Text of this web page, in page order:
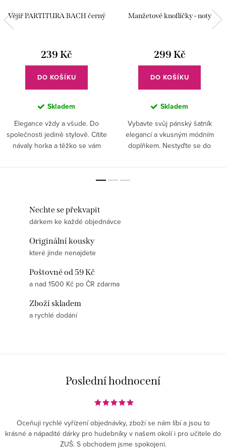
Vějíř PARTITURA BACH černý
239 Kč
DO KOŠÍKU
Skladem
Elegance vždy a všude. Do
společnosti jedině stylově. Cítíte
návaly horka a těžko se vám
Manžetové knoflíčky - noty
299 Kč
DO KOŠÍKU
Skladem
Vybavte svůj pánský šatník
elegancí a vkusným módním
doplňkem. Nestyďte se do
pouze dámská záležitost?
Nechte se překvapit
dárkem ke každé objednávce
Originální kousky
které jinde nenajdete
Poštovné od 59 Kč
a nad 1500 Kč po ČR zdarma
Zboží skladem
a rychlé dodání
Poslední hodnocení
Oceňuji rychlé vyřízení objednávky, zboží se nám líbí a jsou to
krásné a nápadité dárky pro hudebníky v našem okolí i pro učitele do
ZUŠ. S obchodem jsme spokojeni.